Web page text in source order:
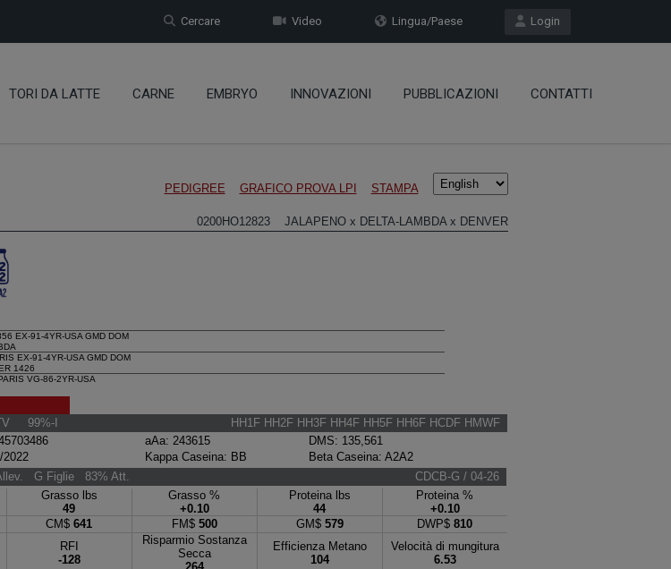
Login
Lingua/Paese
Video
Cercare
TORI DA LATTE CARNE EMBRYO INNOVAZIONI PUBBLICAZIONI CONTATTI